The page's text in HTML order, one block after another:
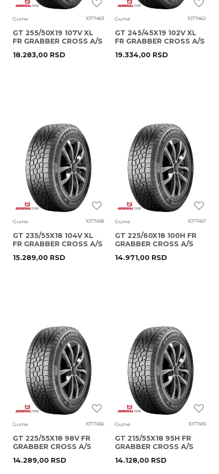
Gume 1077463
GT 255/50X19 107V XL
FR GRABBER CROSS A/S
18.283,00 RSD
Gume 1077462
GT 245/45X19 102V XL
FR GRABBER CROSS A/S
19.334,00 RSD
Gume 1077458
GT 235/55X18 104V XL
FR GRABBER CROSS A/S
15.289,00 RSD
Gume 1077457
GT 225/60X18 100H FR
GRABBER CROSS A/S
14.971,00 RSD
Gume 1077456
GT 225/55X18 98V FR
GRABBER CROSS A/S
14.289,00 RSD
Gume 1077455
GT 215/55X18 95H FR
GRABBER CROSS A/S
14.128,00 RSD